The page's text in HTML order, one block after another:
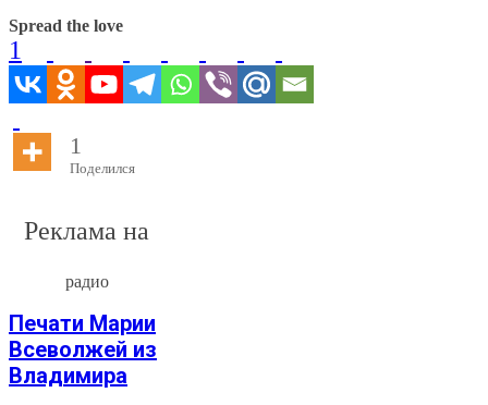
Spread the love
1
1
Поделился
Реклама на
радио
Печати Марии
Всеволжей из
Владимира